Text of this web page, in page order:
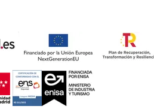
Pedir demo